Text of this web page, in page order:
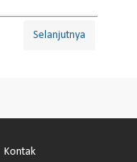
Selanjutnya
Kontak